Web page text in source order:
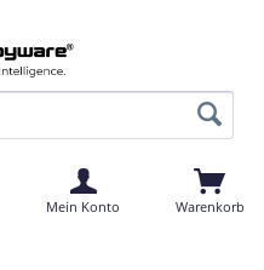
Mein Konto Warenkorb